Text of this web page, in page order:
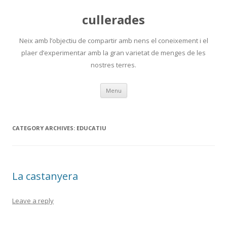
cullerades
Neix amb l’objectiu de compartir amb nens el coneixement i el
plaer d’experimentar amb la gran varietat de menges de les
nostres terres.
Menu Skip
content
CATEGORY ARCHIVES: EDUCATIU
La castanyera
Leave a reply